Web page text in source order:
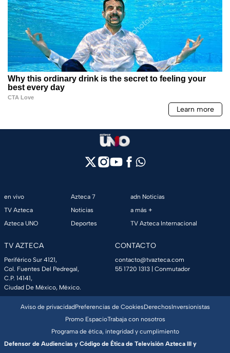
en vivo
TV Azteca
Azteca UNO
Azteca 7
Noticias
Deportes
adn Noticias
a más +
TV Azteca Internacional
TV AZTECA
Periférico Sur 4121,
Col. Fuentes Del Pedregal,
C.P. 14141,
Ciudad De México, México.
CONTACTO
contacto@tvazteca.com
55 1720 1313 | Conmutador
Aviso de privacidadPreferencias de CookiesDerechosInversionistas
Promo EspacioTrabaja con nosotros
Programa de ética, integridad y cumplimiento
Defensor de Audiencias y Código de Ética de Televisión Azteca III y